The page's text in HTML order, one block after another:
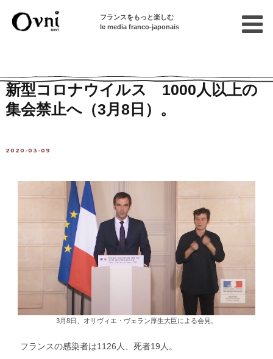
フランスをもっと楽しむ
le media franco-japonais
新型コロナウイルス 1000人以上の
集会禁止へ（3月8日）。
2020-03-09
3月8日、オリヴィエ・ヴェラン厚生大臣による会見。
フランスの感染者は1126人、死者19人。